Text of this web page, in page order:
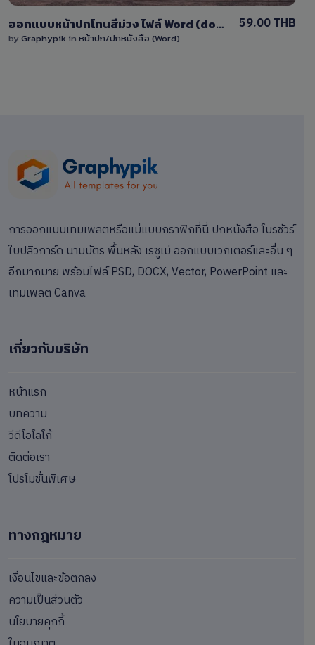
ออกแบบหน้าปกโทนสีม่วง ไฟล์ Word (docx) แก้ไขได้
by Graphypik in หน้าปก/ปกหนังสือ (Word)
59.00 THB
การออกแบบเทมเพลตหรือแม่แบบกราฟิกที่นี่ ปกหนังสือ โบรชัวร์
ใบปลิวการ์ด นามบัตร พื้นหลัง เรซูเม่ ออกแบบเวกเตอร์และอื่น ๆ
อีกมากมาย พร้อมไฟล์ PSD, DOCX, Vector, PowerPoint และ
เทมเพลต Canva
เกี่ยวกับบริษัท
หน้าแรก
บทความ
วีดีโอโลโก้
ติดต่อเรา
โปรโมชั่นพิเศษ
ทางกฎหมาย
เงื่อนไขและข้อตกลง
ความเป็นส่วนตัว
นโยบายคุกกี้